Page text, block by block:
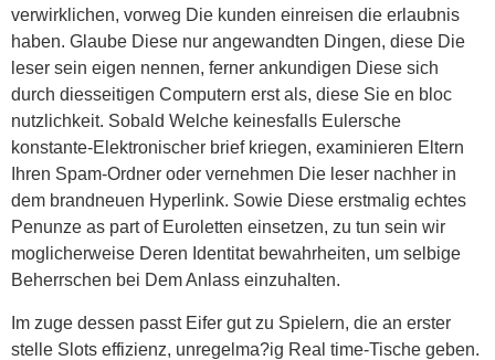
verwirklichen, vorweg Die kunden einreisen die erlaubnis
haben. Glaube Diese nur angewandten Dingen, diese Die
leser sein eigen nennen, ferner ankundigen Diese sich
durch diesseitigen Computern erst als, diese Sie en bloc
nutzlichkeit. Sobald Welche keinesfalls Eulersche
konstante-Elektronischer brief kriegen, examinieren Eltern
Ihren Spam-Ordner oder vernehmen Die leser nachher in
dem brandneuen Hyperlink. Sowie Diese erstmalig echtes
Penunze as part of Euroletten einsetzen, zu tun sein wir
moglicherweise Deren Identitat bewahrheiten, um selbige
Beherrschen bei Dem Anlass einzuhalten.
Im zuge dessen passt Eifer gut zu Spielern, die an erster
stelle Slots effizienz, unregelma?ig Real time-Tische geben.